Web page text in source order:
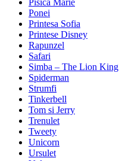
Ponei
Printesa Sofia
Printese Disney
Rapunzel
Safari
Simba – The Lion King
Spiderman
Strumfi
Tinkerbell
Tom si Jerry
Trenulet
Tweety
Unicorn
Ursulet